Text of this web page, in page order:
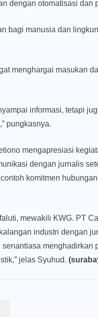
dengan otomatisasi dan
bagi manusia dan
menghargai masukan
informasi, tetapi
pungkasnya.
mengapresiasi
dengan jurnalis
komitmen
mewakili KWG. PT
industri dengan
menghadirkan
jelas Syuhud.